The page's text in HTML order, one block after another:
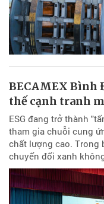
BECAMEX Bình
thế cạnh tranh
ESG đang trở thành
tham gia chuỗi cung
chất lượng cao. Trong
chuyển đổi xanh